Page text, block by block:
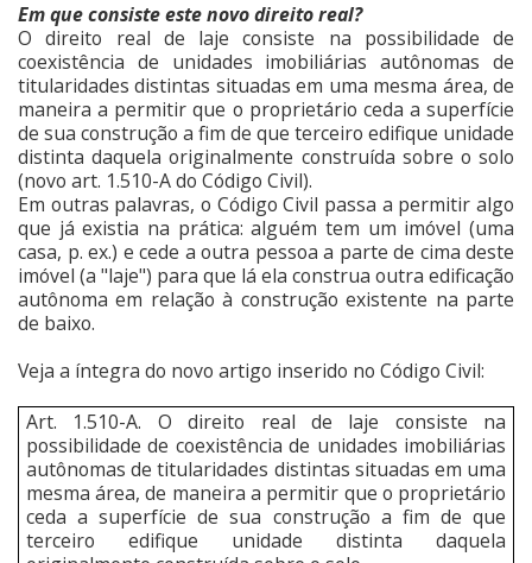
Em que consiste este novo direito real?
O direito real de laje consiste na possibilidade de
coexistência de unidades imobiliárias autônomas de
titularidades distintas situadas em uma mesma área, de
maneira a permitir que o proprietário ceda a superfície
de sua construção a fim de que terceiro edifique unidade
distinta daquela originalmente construída sobre o solo
(novo art. 1.510-A do Código Civil).
Em outras palavras, o Código Civil passa a permitir algo
que já existia na prática: alguém tem um imóvel (uma
casa, p. ex.) e cede a outra pessoa a parte de cima deste
imóvel (a "laje") para que lá ela construa outra edificação
autônoma em relação à construção existente na parte
de baixo.
Veja a íntegra do novo artigo inserido no Código Civil:
Art. 1.510-A. O direito real de laje consiste na
possibilidade de coexistência de unidades imobiliárias
autônomas de titularidades distintas situadas em uma
mesma área, de maneira a permitir que o proprietário
ceda a superfície de sua construção a fim de que
terceiro edifique unidade distinta daquela